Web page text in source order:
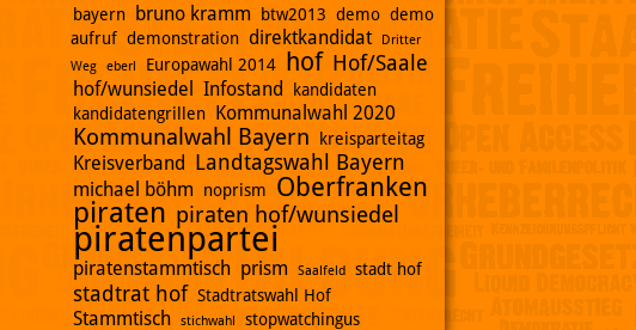
bayern
bruno kramm btw2013 demo demo
aufruf demonstration direktkandidat
Dritter
Weg
eberl Europawahl 2014 hof Hof/Saale
hof/wunsiedel Infostand
kandidaten
kandidatengrillen Kommunalwahl 2020
Kommunalwahl Bayern kreisparteitag
Kreisverband Landtagswahl Bayern
michael böhm noprism Oberfranken
piraten piraten hof/wunsiedel
piratenpartei
piratenstammtisch prism Saalfeld stadt hof
stadtrat hof Stadtratswahl Hof
Stammtisch stichwahl stopwatchingus